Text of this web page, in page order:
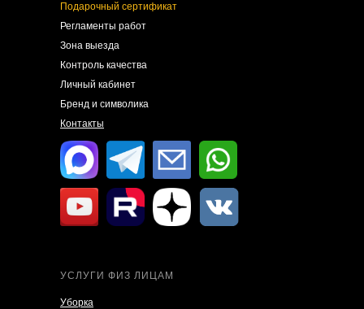
Подарочный сертификат
Регламенты работ
Зона выезда
Контроль качества
Личный кабинет
Бренд и символика
Контакты
УСЛУГИ ФИЗ ЛИЦАМ
Уборка